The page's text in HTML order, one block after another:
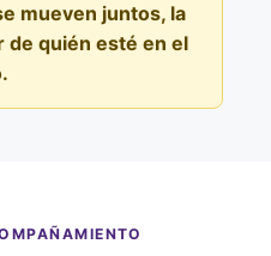
mueven juntos, la
de quién esté en el